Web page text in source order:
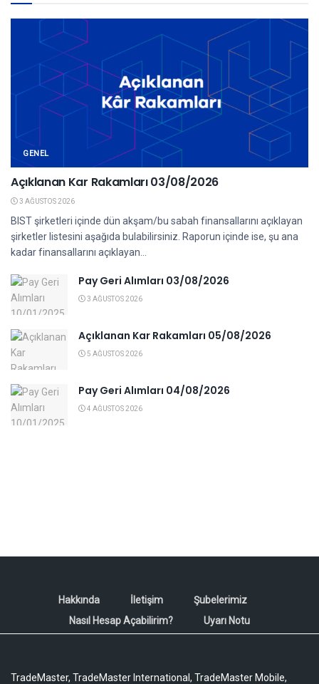
GENEL
Açıklanan Kar Rakamları 03/08/2026
3 AĞUSTOS 2026
BIST şirketleri içinde dün akşam/bu sabah finansallarını açıklayan
şirketler listesini aşağıda bulabilirsiniz. Raporun içinde ise, şu ana
kadar finansallarını açıklayan...
Pay Geri Alımları 03/08/2026
3 AĞUSTOS 2026
Açıklanan Kar Rakamları 05/08/2026
5 AĞUSTOS 2026
Pay Geri Alımları 04/08/2026
4 AĞUSTOS 2026
Hakkında İletişim
Şubelerimiz
Nasıl Hesap Açabilirim?
Uyarı Notu
TradeMaster, TradeMaster International, TradeMaster Mobile,